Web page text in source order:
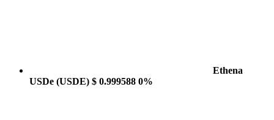
Ethena
USDe (USDE) $ 0.999588 0%